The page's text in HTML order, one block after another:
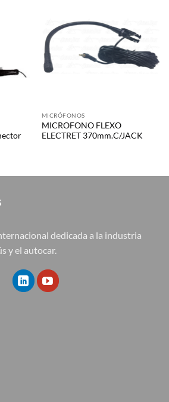
MICRÓFONOS
MICROFONO FLEXO
ELECTRET 370mm.C/JACK
dedicada a la industria
y el autocar.